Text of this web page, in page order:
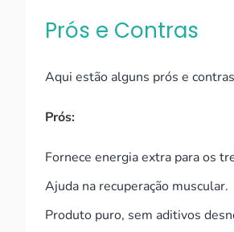
Prós e Contras
Aqui estão alguns prós e
Prós:
Fornece energia extra para os
Ajuda na recuperação muscular.
Produto puro, sem aditivos